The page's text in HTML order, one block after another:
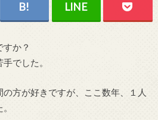
か？
でした。
方が好きですが、ここ数年、１人